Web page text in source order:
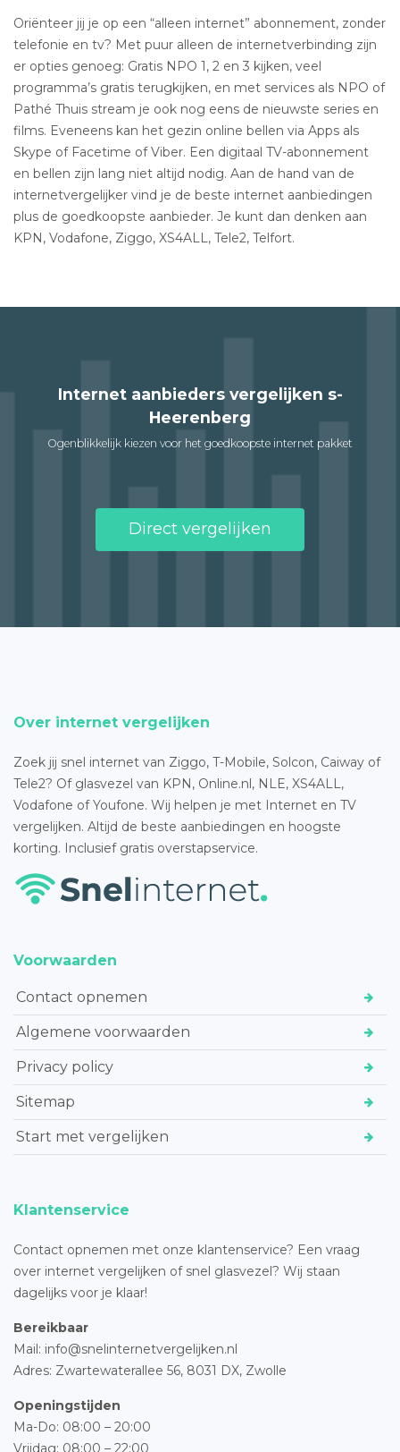
Oriënteer jij je op een “alleen internet” abonnement, zonder
telefonie en tv? Met puur alleen de internetverbinding zijn
er opties genoeg: Gratis NPO 1, 2 en 3 kijken, veel
programma’s gratis terugkijken, en met services als NPO of
Pathé Thuis stream je ook nog eens de nieuwste series en
films. Eveneens kan het gezin online bellen via Apps als
Skype of Facetime of Viber. Een digitaal TV-abonnement
en bellen zijn lang niet altijd nodig. Aan de hand van de
internetvergelijker vind je de beste internet aanbiedingen
plus de goedkoopste aanbieder. Je kunt dan denken aan
KPN, Vodafone, Ziggo, XS4ALL, Tele2, Telfort.
Internet aanbieders vergelijken s-
Heerenberg
Ogenblikkelijk kiezen voor het goedkoopste internet pakket
Direct vergelijken
Over internet vergelijken
Zoek jij snel internet van Ziggo, T-Mobile, Solcon, Caiway of
Tele2? Of glasvezel van KPN, Online.nl, NLE, XS4ALL,
Vodafone of Youfone. Wij helpen je met Internet en TV
vergelijken. Altijd de beste aanbiedingen en hoogste
korting. Inclusief gratis overstapservice.
Voorwaarden
Contact opnemen
Algemene voorwaarden
Privacy policy
Sitemap
Start met vergelijken
Klantenservice
Contact opnemen met onze klantenservice? Een vraag
over internet vergelijken of snel glasvezel? Wij staan
dagelijks voor je klaar!
Bereikbaar
Mail: info@snelinternetvergelijken.nl
Adres: Zwartewaterallee 56, 8031 DX, Zwolle
Openingstijden
Ma-Do: 08:00 – 20:00
Vrijdag: 08:00 – 22:00